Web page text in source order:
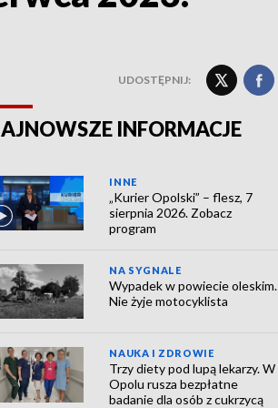
UDOSTĘPNIJ:
INFORMACJE
INNE
„Kurier Opolski” – flesz, 7
sierpnia 2026. Zobacz
program
NA SYGNALE
Wypadek w powiecie oleskim.
Nie żyje motocyklista
NAUKA I ZDROWIE
Trzy diety pod lupą lekarzy. W
Opolu rusza bezpłatne
badanie dla osób z cukrzycą